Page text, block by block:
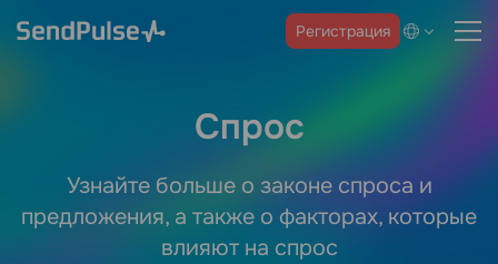
Регистрация
Спрос
Узнайте больше о законе спроса и
предложения, а также о факторах, которые
влияют на спрос